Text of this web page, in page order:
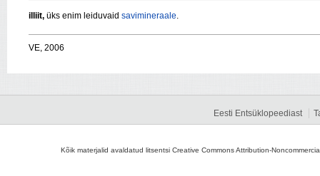
illiit, üks enim leiduvaid savimineraale.
VE, 2006
Eesti Entsüklopeediast
Kõik materjalid avaldatud litsentsi Creative Commons Attribution-